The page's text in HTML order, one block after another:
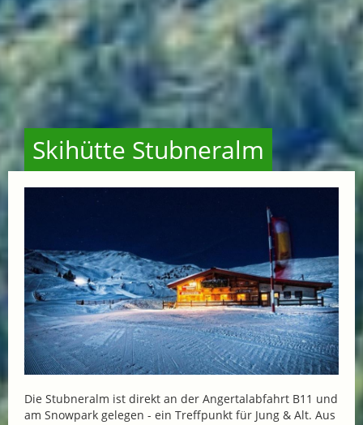
Skihütte Stubneralm
Die Stubneralm ist direkt an der Angertalabfahrt B11 und
am Snowpark gelegen - ein Treffpunkt für Jung & Alt. Aus